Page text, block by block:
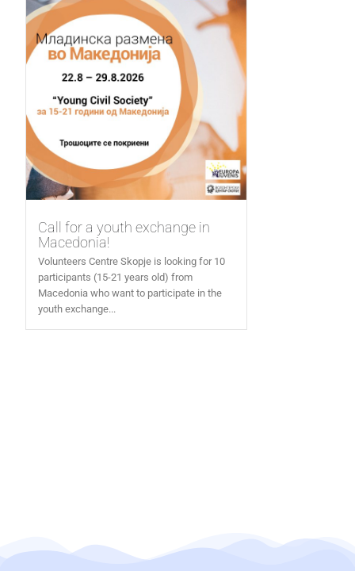
Call for a youth exchange in
Macedonia!
Volunteers Centre Skopje is looking for 10
participants (15-21 years old) from
Macedonia who want to participate in the
youth exchange...